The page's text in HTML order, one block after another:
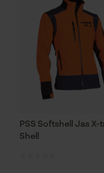
PSS Softshell Jas X-
Shell